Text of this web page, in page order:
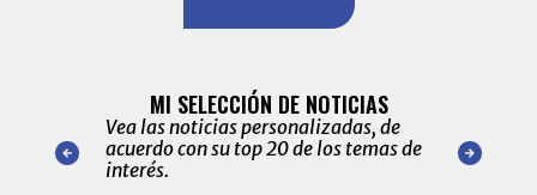
nuestro
para
MI SELECCIÓN DE NOTICIAS
Vea las noticias personalizadas, de
acuerdo con su top 20 de los temas de
interés.
de las